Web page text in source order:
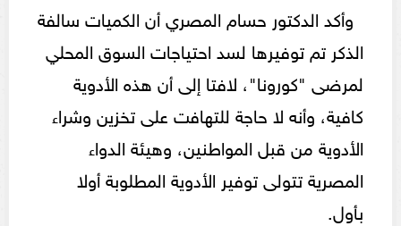
وأكد الدكتور حسام المصري أن الكميات سالفة
الذكر تم توفيرها لسد احتياجات السوق المحلي
لمرضى "كورونا"، لافتا إلى أن هذه الأدوية
كافية، وأنه لا حاجة للتهافت على تخزين وشراء
الأدوية من قبل المواطنين، وهيئة الدواء
المصرية تتولى توفير الأدوية المطلوبة أولا
بأول.